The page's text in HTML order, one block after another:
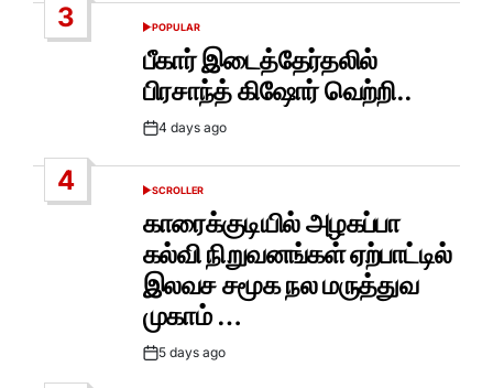
3
POSTED
IN
POPULAR
பீகார் இடைத்தேர்தலில்
பிரசாந்த் கிஷோர் வெற்றி..
Post4 days ago
4
POSTED
SCROLLER
காரைக்குடியில் அழகப்பா
கல்வி நிறுவனங்கள் ஏற்பாட்டில்
இலவச சமூக நல மருத்துவ
முகாம் …
Post5 days ago